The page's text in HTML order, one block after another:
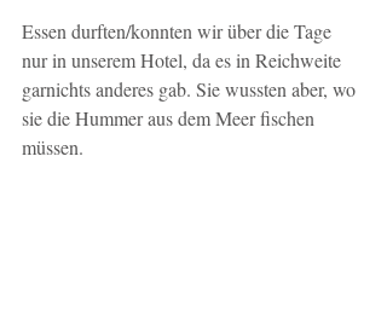
Essen durften/konnten wir über die Tage
nur in unserem Hotel, da es in Reichweite
garnichts anderes gab. Sie wussten aber, wo
sie die Hummer aus dem Meer fischen
müssen.